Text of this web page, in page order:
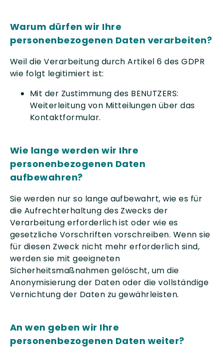
Warum dürfen wir Ihre
personenbezogenen Daten verarbeiten?
Weil die Verarbeitung durch Artikel 6 des GDPR
wie folgt legitimiert ist:
Mit der Zustimmung des BENUTZERS:
Weiterleitung von Mitteilungen über das
Kontaktformular.
Wie lange werden wir Ihre
personenbezogenen Daten
aufbewahren?
Sie werden nur so lange aufbewahrt, wie es für
die Aufrechterhaltung des Zwecks der
Verarbeitung erforderlich ist oder wie es
gesetzliche Vorschriften vorschreiben. Wenn sie
für diesen Zweck nicht mehr erforderlich sind,
werden sie mit geeigneten
Sicherheitsmaßnahmen gelöscht, um die
Anonymisierung der Daten oder die vollständige
Vernichtung der Daten zu gewährleisten.
An wen geben wir Ihre
personenbezogenen Daten weiter?